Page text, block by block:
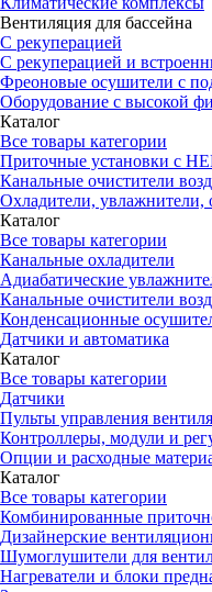
Вентиляция для бассейна
С рекуперацией
С рекуперацией и
Фреоновые осушители с
Оборудование с высокой
Каталог
Все товары категории
Приточные установки c
Канальные очистители
Охладители, увлажнители,
Каталог
Все товары категории
Канальные охладители
Адиабатические
Канальные очистители
Конденсационные
Датчики и автоматика
Каталог
Все товары категории
Датчики
Пульты управления
Контроллеры, модули и
Опции и расходные
Каталог
Все товары категории
Комбинированные
Дизайнерские
Шумоглушители для
Нагреватели и блоки